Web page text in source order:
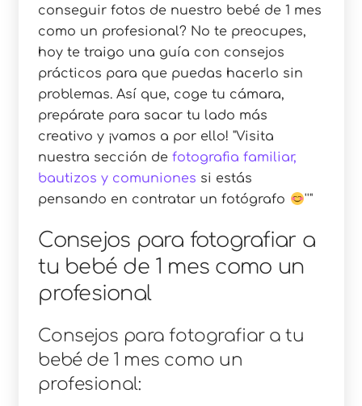
conseguir fotos de nuestro bebé de 1 mes
como un profesional? No te preocupes,
hoy te traigo una guía con consejos
prácticos para que puedas hacerlo sin
problemas. Así que, coge tu cámara,
prepárate para sacar tu lado más
creativo y ¡vamos a por ello! Visita
nuestra sección defotografia familiar,
bautizos y comuniones si estás
pensando en contratar un fotógrafo
Consejos para fotografiar a
tu bebé de 1 mes como un
profesional
Consejos para fotografiar a tu
bebé de 1 mes como un
profesional: